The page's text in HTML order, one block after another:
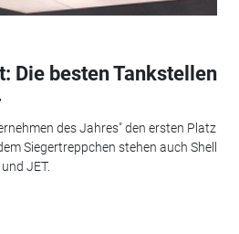
Die besten Tankstellen
des Jahres" den ersten Platz
Siegertreppchen stehen auch Shell
JET.